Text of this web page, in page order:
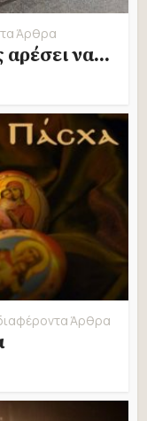
Άρθρα
να...
Άρθρα